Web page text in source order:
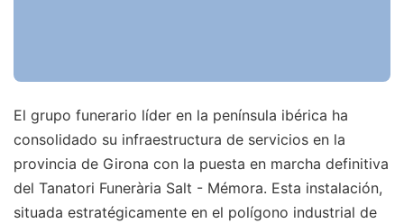
El grupo funerario líder en la península ibérica ha
consolidado su infraestructura de servicios en la
provincia de Girona con la puesta en marcha definitiva
del Tanatori Funerària Salt - Mémora. Esta instalación,
situada estratégicamente en el polígono industrial de